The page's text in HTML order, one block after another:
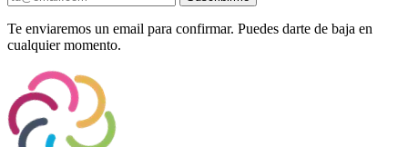
Te enviaremos un email para confirmar. Puedes darte de baja en
cualquier momento.